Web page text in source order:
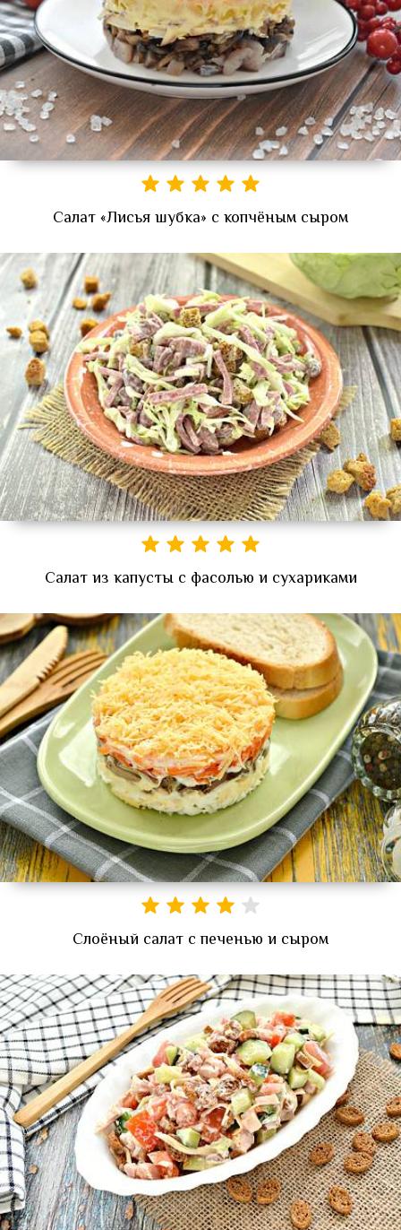
Салат «Лисья шубка» с копчёным сыром
Салат из капусты с фасолью и сухариками
Слоёный салат с печенью и сыром